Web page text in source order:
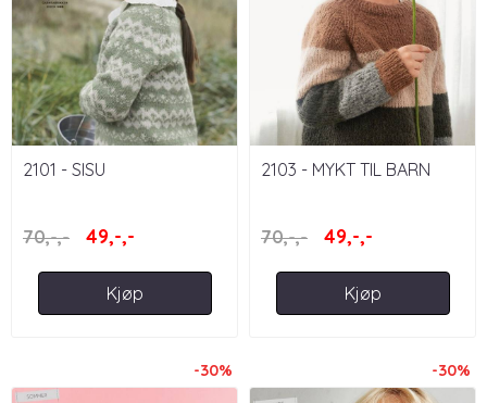
2101 - SISU
70,-,- 49,-,-
Kjøp
2103 - MYKT TIL BARN
70,-,- 49,-,-
Kjøp
-30% -30%